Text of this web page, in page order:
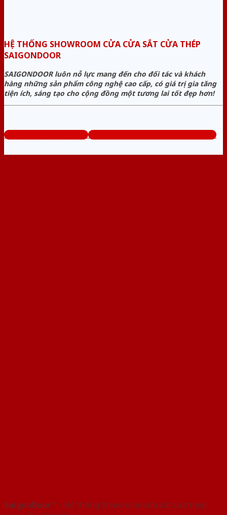
HỆ THỐNG SHOWROOM CỬA CỬA SẮT CỬA THÉP
SAIGONDOOR
SAIGONDOOR luôn nỗ lực mang đến cho đối tác và khách
hàng những sản phẩm công nghệ cao cấp, có giá trị gia tăng
tiện ích, sáng tạo cho cộng đồng một tương lai tốt đẹp hơn!
www.cuasatcuathep.com Tổng đài tư vấn miễn phí: 0824.400.400
SaigonDoor™ - Hệ thống Showroom cửa sắt cửa thép